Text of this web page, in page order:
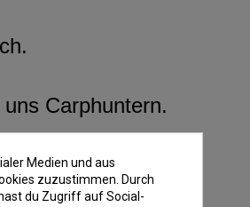
Carphuntern.
Medien und aus
zuzustimmen. Durch
du Zugriff auf Social-